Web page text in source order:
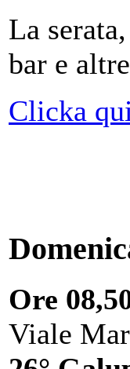
La
bar e
Clicka
Ore
Viale